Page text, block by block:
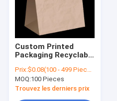
Sacs en papier scellés
Sacs en papier à poignée
Sac à main en papier
Sacs à sandwich en papier
Custom Printed
Packaging Recyclable
Luxury Gift Kraft
Paper Shopping Bags
Prix:$0.08(100 - 499 Pieces) $0.04(>=500 Pieces)
MOQ:100 Pieces
Trouvez les derniers prix